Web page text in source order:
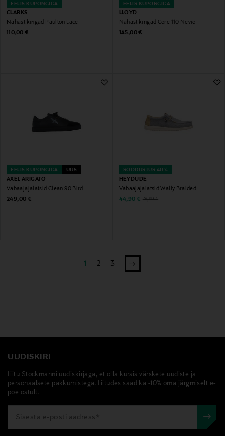
EELIS KUPONGIGA
CLARKS
Nahast kingad Paulton Lace
Original Price
110,00 €
EELIS KUPONGIGA
LLOYD
Nahast kingad Core 110 Nevio
Original Price
145,00 €
EELIS KUPONGIGA UUS
AXEL ARIGATO
Vabaajajalatsid Clean 90 Bird
Original Price
249,00 €
SOODUSTUS 40%
HEYDUDE
Vabaajajalatsid Wally Braided
Discounted Price
44,90 € Original Price
74,99 €
1 2 3
UUDISKIRI
Liitu Stockmanni uudiskirjaga, et olla kursis värskete uudiste ja
personaalsete pakkumistega. Liitudes saad ka -10% oma järgmiselt e-
poe ostult.